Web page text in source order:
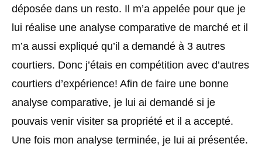
déposée dans un resto. Il m’a appelée pour que je
lui réalise une analyse comparative de marché et il
m’a aussi expliqué qu’il a demandé à 3 autres
courtiers. Donc j’étais en compétition avec d’autres
courtiers d’expérience! Afin de faire une bonne
analyse comparative, je lui ai demandé si je
pouvais venir visiter sa propriété et il a accepté.
Une fois mon analyse terminée, je lui ai présentée.